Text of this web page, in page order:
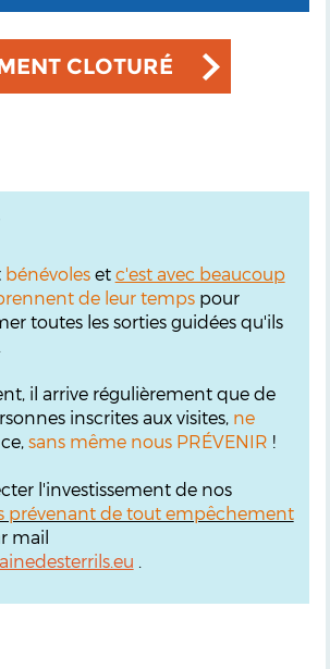
CLOTURÉ
bénévoleset c'est avec beaucoup
de leur tempspour
toutes les sorties guidées qu'ils
il arrive régulièrement que de
inscrites aux visites, ne
sans même nous PRÉVENIR !
l'investissement de nos
prévenant de tout empêchement
mail
.